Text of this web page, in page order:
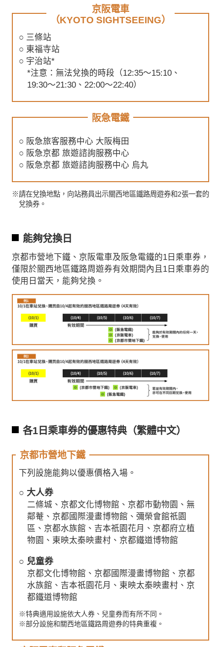
京阪電車
（KYOTO SIGHTSEEING）
○ 三條站
○ 東福寺站
○ 宇治站*
*注意：無法兌換的時段（12:35～15:10、
19:30～21:30、22:00～22:40）
阪急電鐵
○ 阪急旅客服務中心 大阪梅田
○ 阪急京都 旅遊諮詢服務中心
○ 阪急京都 旅遊諮詢服務中心 烏丸
※請在兌換地點，向站務員出示關西地區鐵路周遊券和2張一套的
兌換券。
能夠兌換日
京都市營地下鐵、京阪電車及阪急電鐵的1日乘車券，
僅限於關西地區鐵路周遊券有效期間內且1日乘車券的
使用日當天，能夠兌換。
各1日乘車券的優惠特典（繁體中文）
京都市營地下鐵
下列設施能夠以優惠價格入場。
○ 大人券
二條城、京都文化博物館、京都市動物園、無
鄰菴、京都國際漫畫博物館、彌榮會館祇園
區、京都水族館、吉本祇園花月、京都府立植
物園、東映太秦映畫村、京都鐵道博物館
○ 兒童券
京都文化博物館、京都國際漫畫博物館、京都
水族館、吉本祇園花月、東映太秦映畫村、京
都鐵道博物館
※特典適用設施依大人券、兒童券而有所不同。
※部分設施和關西地區鐵路周遊券的特典重複。